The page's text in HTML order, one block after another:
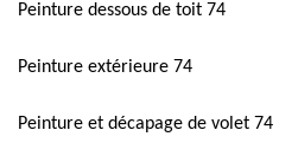
Peinture dessous de toit 74
Peinture extérieure 74
Peinture et décapage de volet 74